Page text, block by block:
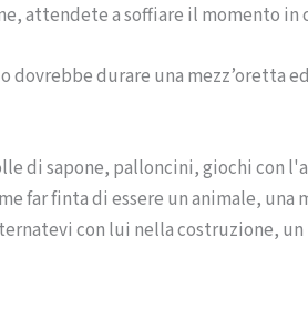
attendete a soffiare il momento
durare una mezz’oretta
di sapone, palloncini, giochi con
far finta di essere un animale, una
con lui nella costruzione,